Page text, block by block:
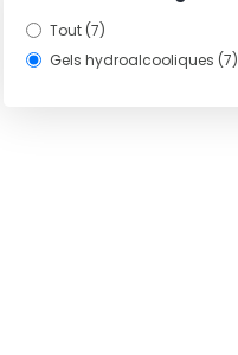
Tout (7)
Gels hydroalcooliques (7)